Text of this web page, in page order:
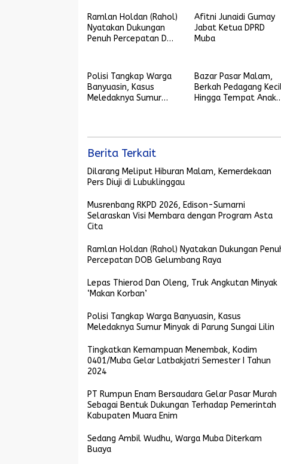
Ramlan Holdan (Rahol)
Nyatakan Dukungan
Penuh Percepatan DOB
Afitni Junaidi Gumay
Jabat Ketua DPRD
Muba
Polisi Tangkap Warga
Banyuasin, Kasus
Meledaknya Sumur
Bazar Pasar Malam,
Berkah Pedagang
Hingga Tempat Anak
Berita Terkait
Dilarang Meliput Hiburan Malam, Kemerdekaan
Pers Diuji di Lubuklinggau
Musrenbang RKPD 2026, Edison-Sumarni
Selaraskan Visi Membara dengan Program Asta
Cita
Ramlan Holdan (Rahol) Nyatakan Dukungan
Percepatan DOB Gelumbang Raya
Lepas Thierod Dan Oleng, Truk Angkutan Minyak
‘Makan Korban’
Polisi Tangkap Warga Banyuasin, Kasus
Meledaknya Sumur Minyak di Parung Sungai Lilin
Tingkatkan Kemampuan Menembak, Kodim
0401/Muba Gelar Latbakjatri Semester I Tahun
2024
PT Rumpun Enam Bersaudara Gelar Pasar Murah
Sebagai Bentuk Dukungan Terhadap Pemerintah
Kabupaten Muara Enim
Sedang Ambil Wudhu, Warga Muba Diterkam
Buaya